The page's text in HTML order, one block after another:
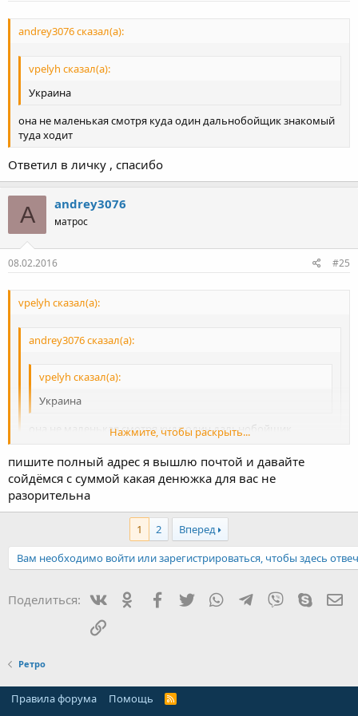
andrey3076 сказал(а):
vpelyh сказал(а):
Украина
она не маленькая смотря куда один дальнобойщик знакомый
туда ходит
Ответил в личку , спасибо
A andrey3076
матрос
08.02.2016 #25
vpelyh сказал(а):
andrey3076 сказал(а):
vpelyh сказал(а):
Украина
она не маленькая смотря куда один дальнобойщик
Нажмите, чтобы раскрыть...
Ответил в личку , спасибо
Нажмите, чтобы раскрыть...
пишите полный адрес я вышлю почтой и давайте
сойдёмся с суммой какая денюжка для вас не
разорительна
1 2
Вперед
Вам необходимо войти или зарегистрироваться, чтобы здесь
Поделиться: ВконтактеОдноклассники
Facebook
TwitterWhatsAppTelegram
Viber Skype
Ссылка
Ретро
Правила форума Помощь
R